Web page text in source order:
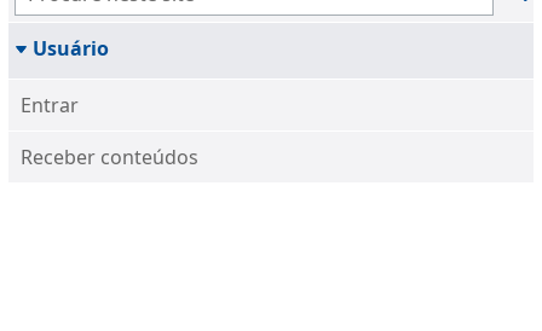
Usuário
Entrar
Receber conteúdos